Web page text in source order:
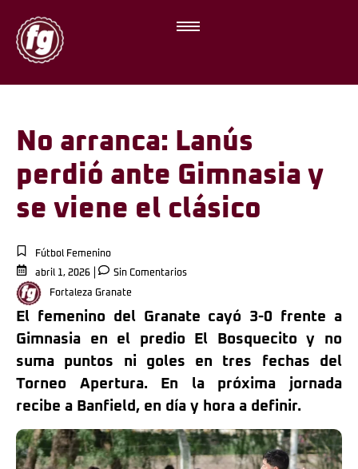
No arranca: Lanús
perdió ante Gimnasia y
se viene el clásico
Fútbol Femenino
abril 1, 2026
Sin Comentarios
Fortaleza Granate
El femenino del Granate cayó 3-0 frente a
Gimnasia en el predio El Bosquecito y no
suma puntos ni goles en tres fechas del
Torneo Apertura. En la próxima jornada
recibe a Banfield, en día y hora a definir.